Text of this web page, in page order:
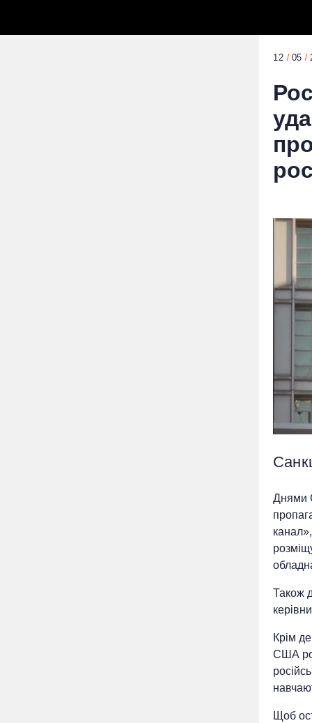
12 05
Днями
Також
Крім
США
Щоб